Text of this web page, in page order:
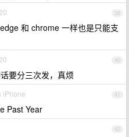
39
和 chrome 一样也是只能支
40
要分三次发，真烦
41
iPhone
Past Year
42